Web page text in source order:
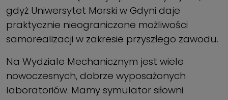
gdyż Uniwersytet Morski w Gdyni daje
praktycznie nieograniczone możliwości
samorealizacji w zakresie przyszłego zawodu.
Na Wydziale Mechanicznym jest wiele
nowoczesnych, dobrze wyposażonych
laboratoriów. Mamy symulator siłowni